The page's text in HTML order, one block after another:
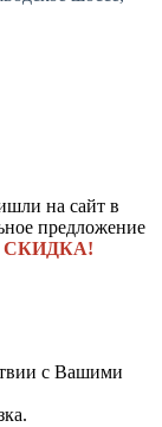
на сайт в
предложение
СКИДКА!
с Вашими